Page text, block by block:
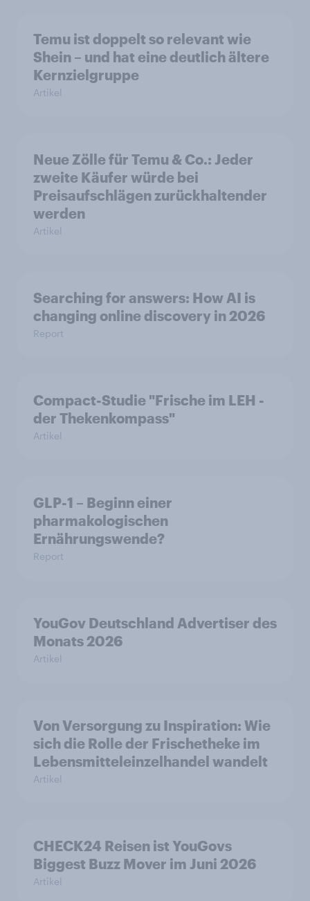
Temu ist doppelt so relevant wie
Shein – und hat eine deutlich ältere
Kernzielgruppe
Artikel
Neue Zölle für Temu & Co.: Jeder
zweite Käufer würde bei
Preisaufschlägen zurückhaltender
werden
Artikel
Searching for answers: How AI is
changing online discovery in 2026
Report
Compact-Studie "Frische im LEH -
der Thekenkompass"
Artikel
GLP-1 – Beginn einer
pharmakologischen
Ernährungswende?
Report
YouGov Deutschland Advertiser des
Monats 2026
Artikel
Von Versorgung zu Inspiration: Wie
sich die Rolle der Frischetheke im
Lebensmitteleinzelhandel wandelt
Artikel
CHECK24 Reisen ist YouGovs
Biggest Buzz Mover im Juni 2026
Artikel